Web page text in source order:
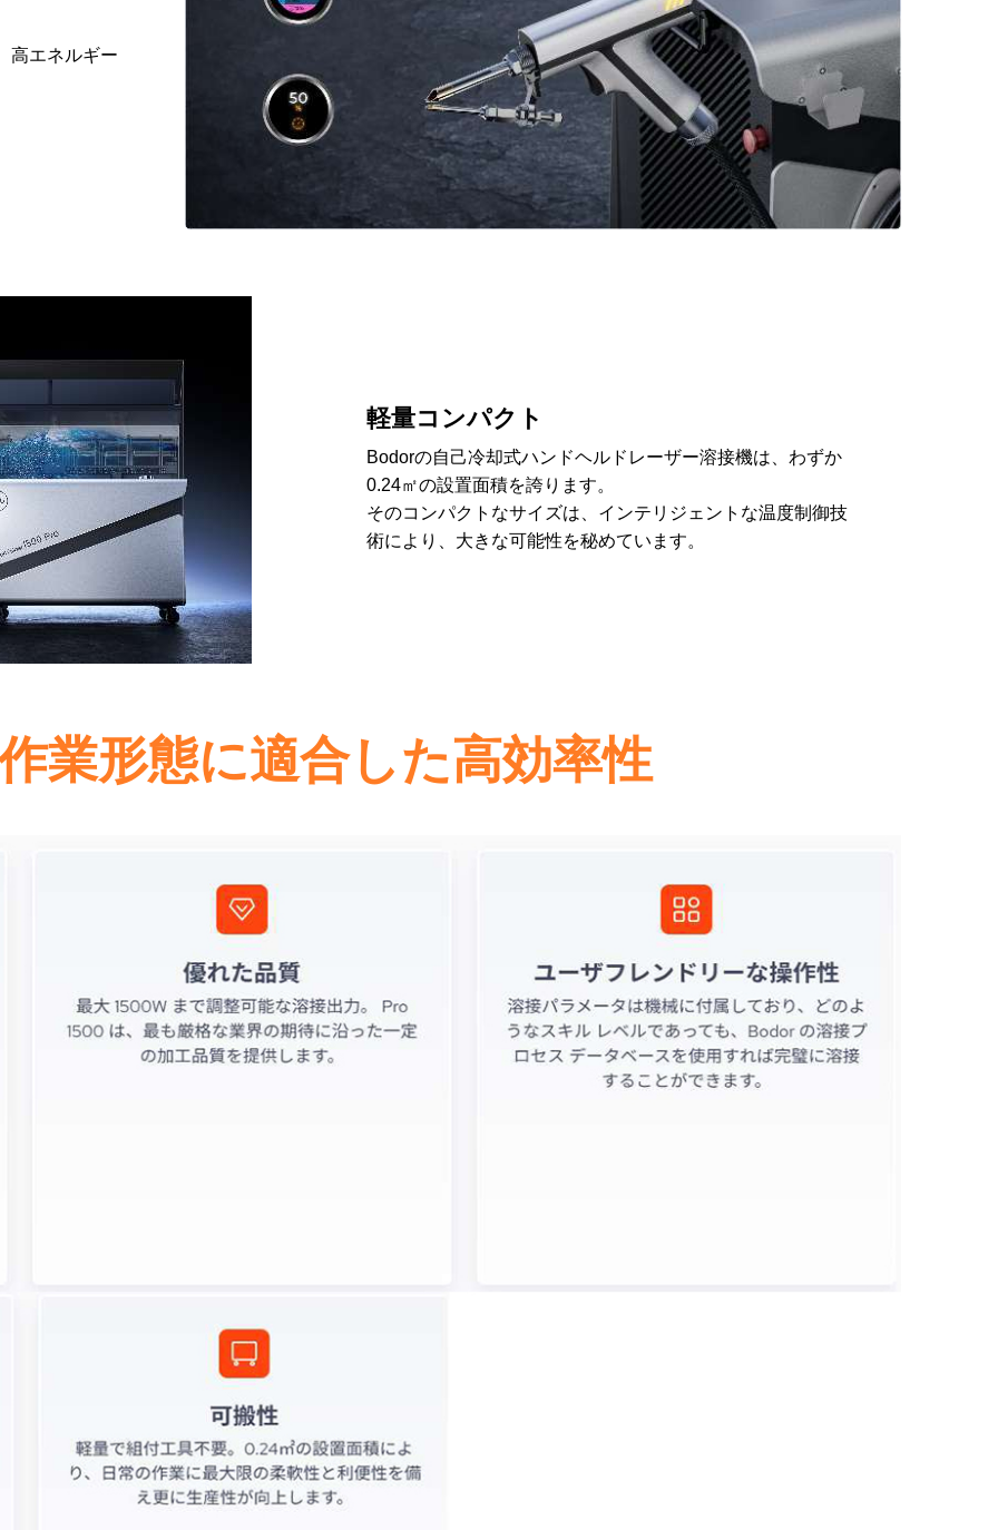
高エネルギー
軽量コンパクト
Bodorの自己冷却式ハンドヘルドレーザー溶接機は、わずか
0.24㎡の設置面積を誇ります。
そのコンパクトなサイズは、インテリジェントな温度制御技
術により、大きな可能性を秘めています。
業形態に適合した高効率性